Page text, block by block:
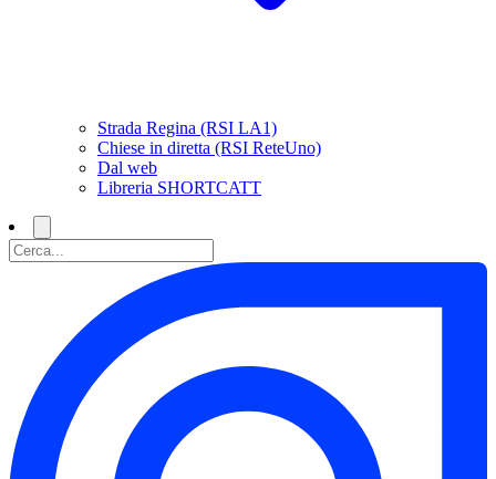
Strada Regina (RSI LA1)
Chiese in diretta (RSI ReteUno)
Dal web
Libreria SHORTCATT